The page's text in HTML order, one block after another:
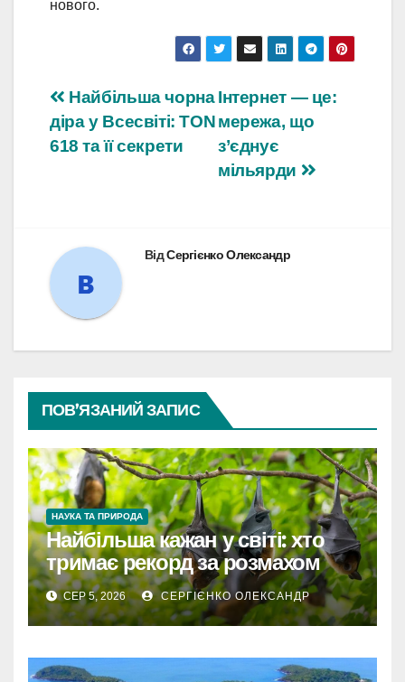
нового.
Навігація
записів
Інтернет — це:
мережа, що
з’єднує
мільярди
Найбільша чорна
діра у Всесвіті: TON
618 та її секрети
ВідСергієнко Олександр
ПОВ’ЯЗАНИЙ ЗАПИС
НАУКА ТА ПРИРОДА
Найбільша кажан у світі: хто
тримає рекорд за розмахом
крил
СЕР 5, 2026 СЕРГІЄНКО ОЛЕКСАНДР